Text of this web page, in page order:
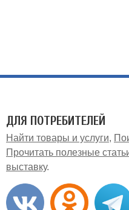
ДЛЯ ПОТРЕБИТЕЛЕЙ
Найти товары и услуги
Прочитать полезные
выставку